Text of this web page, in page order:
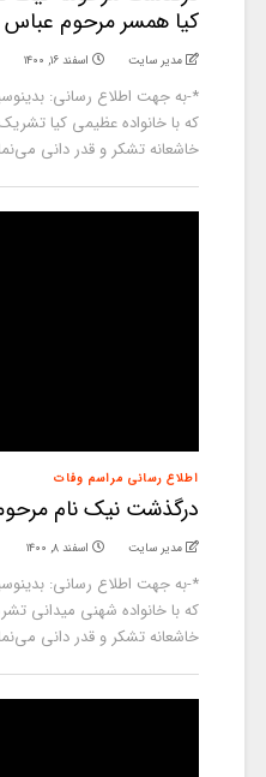
کیا همسر مرحوم عباس
مدیر سایت اسفند ۱۶, ۱۴۰۰
*-به جهت اطلاع رسانی:
که با خانواده عظیمی کیا
خاشعانه تشکر و قدر دانی
اطلاع رسانی مراسم وفات
درگذشت نیک نام
مدیر سایت اسفند ۸, ۱۴۰۰
*-به جهت اطلاع رسانی:
که با خانواده شهنی میدانی
خاشعانه تشکر و قدر دانی